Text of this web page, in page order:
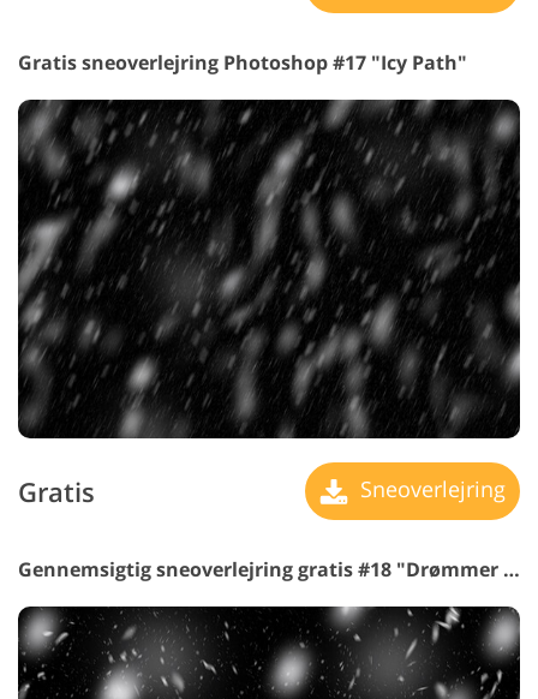
Gratis sneoverlejring Photoshop #17 "Icy Path"
Gratis Sneoverlejring
Gennemsigtig sneoverlejring gratis #18 "Drømmer af snefnug"